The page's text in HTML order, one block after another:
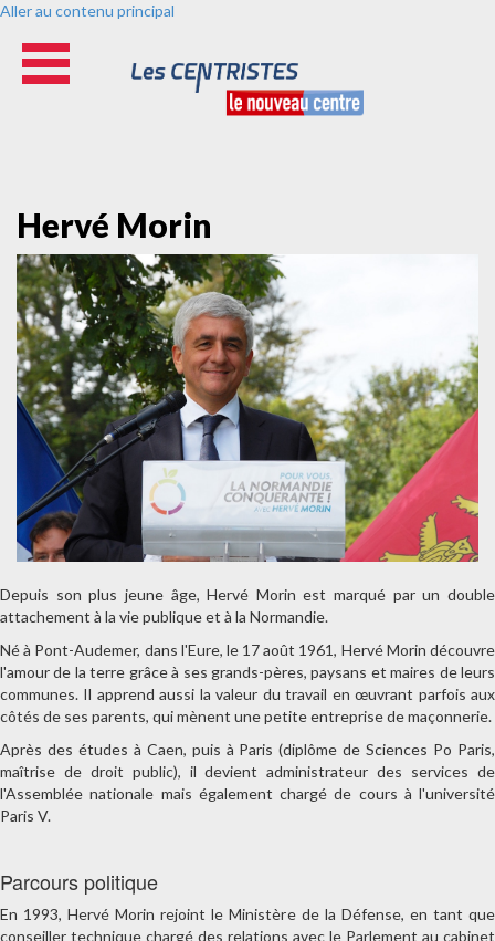
Aller au contenu principal
Hervé Morin
Depuis son plus jeune âge, Hervé Morin est marqué par un double
attachement à la vie publique et à la Normandie.
Né à Pont-Audemer, dans l'Eure, le 17 août 1961, Hervé Morin découvre
l'amour de la terre grâce à ses grands-pères, paysans et maires de leurs
communes. Il apprend aussi la valeur du travail en œuvrant parfois aux
côtés de ses parents, qui mènent une petite entreprise de maçonnerie.
Après des études à Caen, puis à Paris (diplôme de Sciences Po Paris,
maîtrise de droit public), il devient administrateur des services de
l'Assemblée nationale mais également chargé de cours à l'université
Paris V.
Parcours politique
En 1993, Hervé Morin rejoint le Ministère de la Défense, en tant que
conseiller technique chargé des relations avec le Parlement au cabinet